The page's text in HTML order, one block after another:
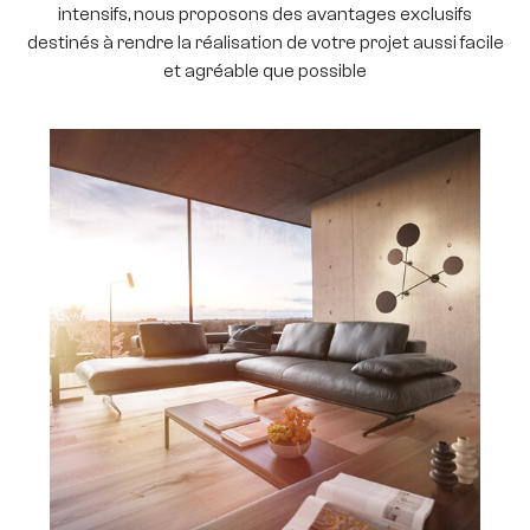
intensifs, nous proposons des avantages exclusifs
destinés à rendre la réalisation de votre projet aussi facile
et agréable que possible